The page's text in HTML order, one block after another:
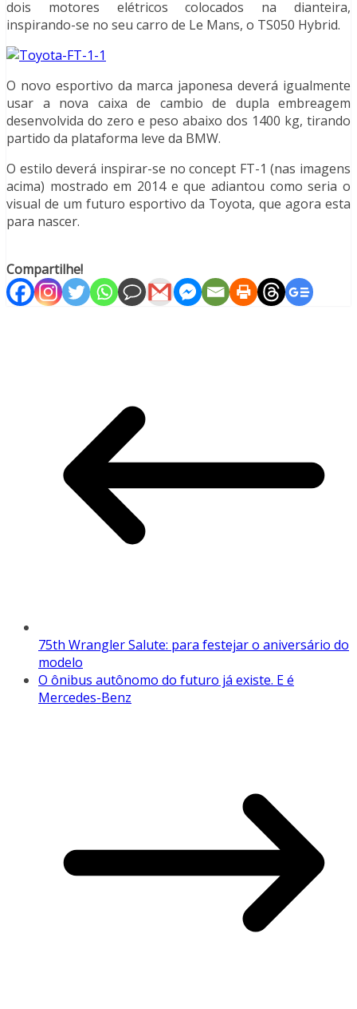
dois motores elétricos colocados na dianteira,
inspirando-se no seu carro de Le Mans, o TS050 Hybrid.
O novo esportivo da marca japonesa deverá igualmente
usar a nova caixa de cambio de dupla embreagem
desenvolvida do zero e peso abaixo dos 1400 kg, tirando
partido da plataforma leve da BMW.
O estilo deverá inspirar-se no concept FT-1 (nas imagens
acima) mostrado em 2014 e que adiantou como seria o
visual de um futuro esportivo da Toyota, que agora esta
para nascer.
Compartilhe!
75th Wrangler Salute: para festejar o aniversário do
modelo
O ônibus autônomo do futuro já existe. E é
Mercedes-Benz